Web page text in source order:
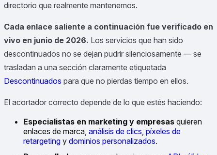
directorio que realmente mantenemos.
Cada enlace saliente a continuación fue verificado en
vivo en junio de 2026. Los servicios que han sido
descontinuados no se dejan pudrir silenciosamente — se
trasladan a una sección claramente etiquetada
Descontinuados para que no pierdas tiempo en ellos.
El acortador correcto depende de lo que estés haciendo:
Especialistas en marketing y empresas quieren
enlaces de marca, análisis de clics, píxeles de
retargeting y dominios personalizados.